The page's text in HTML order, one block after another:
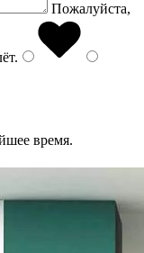
Пожалуйста,
.
время.